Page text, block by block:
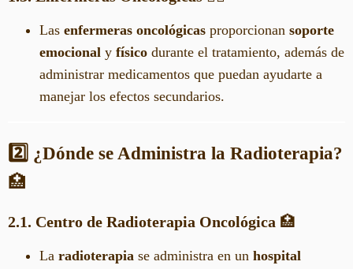
Las enfermeras oncológicas proporcionan soporte
emocional y físico durante el tratamiento, además de
administrar medicamentos que puedan ayudarte a
manejar los efectos secundarios.
2️⃣ ¿Dónde se Administra la Radioterapia?
🏥
2.1. Centro de Radioterapia Oncológica 🏥
La radioterapia se administra en un hospital